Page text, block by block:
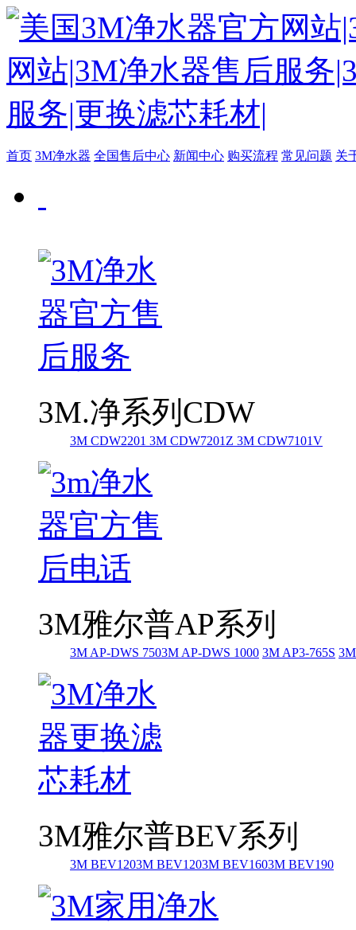
首页 3M净水器 全国售后中心 新闻中心 购买流程 常见问题 关
3M.净系列CDW
3M CDW2201 3M CDW7201Z 3M CDW7101V
3M雅尔普AP系列
3M AP-DWS 7503M AP-DWS 1000 3M AP3-765S
3M雅尔普BEV系列
3M BEV1203M BEV1203M BEV1603M BEV190